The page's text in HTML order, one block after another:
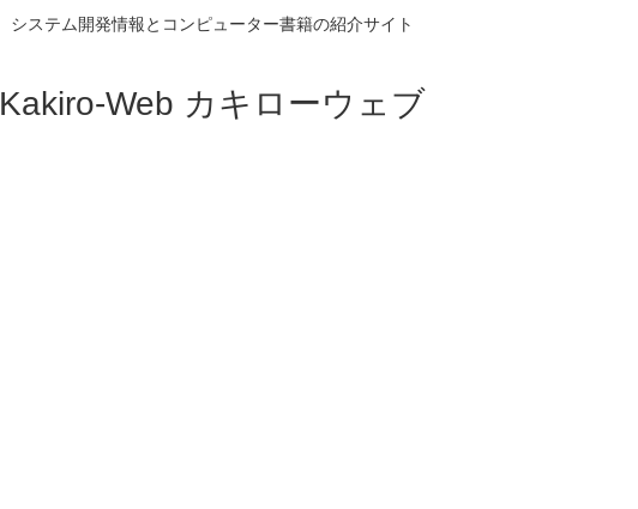
システム開発情報とコンピューター書籍の紹介サイト
Kakiro-Web カキローウェブ